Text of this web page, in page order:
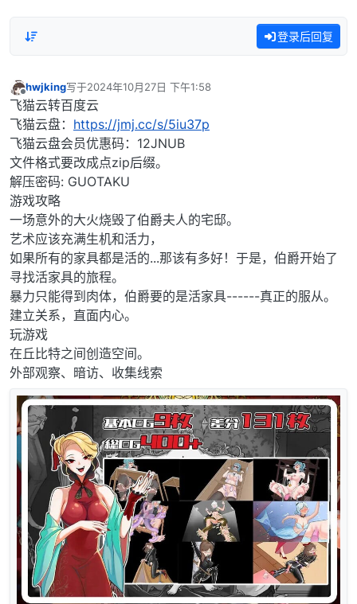
登录后回复
离线
hwjking写于2024年10月27日 下午1:58
最后由 编辑
飞猫云转百度云
飞猫云盘： https://jmj.cc/s/5iu37p
飞猫云盘会员优惠码：12JNUB
文件格式要改成点zip后缀。
解压密码: GUOTAKU
游戏攻略
一场意外的大火烧毁了伯爵夫人的宅邸。
艺术应该充满生机和活力，
如果所有的家具都是活的...那该有多好！于是，伯爵开始了
寻找活家具的旅程。
暴力只能得到肉体，伯爵要的是活家具------真正的服从。
建立关系，直面内心。
玩游戏
在丘比特之间创造空间。
外部观察、暗访、收集线索